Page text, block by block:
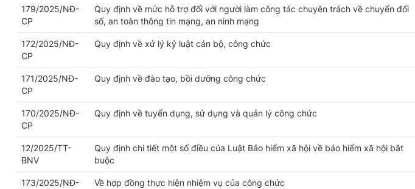
179/2025/NĐ-
CP
Quy định về mức hỗ trợ đối với người làm công tác chuyên trách về chuyển đổi
số, an toàn thông tin mạng, an ninh mạng
172/2025/NĐ-
CP
Quy định về xử lý kỷ luật cán bộ, công chức
171/2025/NĐ-
CP
Quy định về đào tạo, bồi dưỡng công chức
170/2025/NĐ-
CP
Quy định về tuyển dụng, sử dụng và quản lý công chức
12/2025/TT-
BNV
Quy định chi tiết một số điều của Luật Bảo hiểm xã hội về bảo hiểm xã hội bắt
buộc
173/2025/NĐ-
Về hợp đồng thực hiện nhiệm vụ của công chức